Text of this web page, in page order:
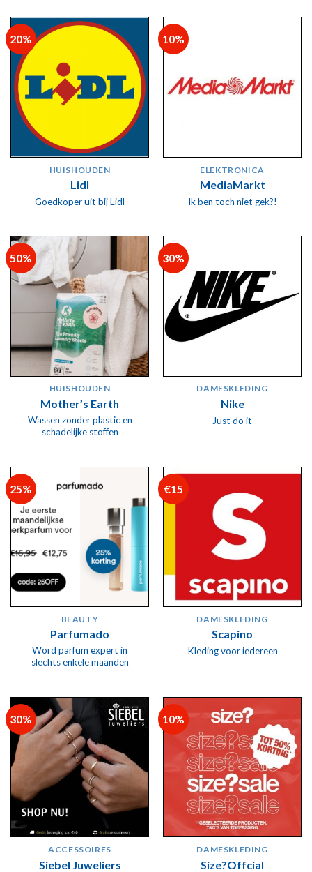
20%
HUISHOUDEN
Lidl
Goedkoper uit bij Lidl
10%
ELEKTRONICA
MediaMarkt
Ik ben toch niet gek?!
50%
HUISHOUDEN
Mother’s Earth
Wassen zonder plastic en
schadelijke stoffen
30%
DAMESKLEDING
Nike
Just do it
25%
BEAUTY
Parfumado
Word parfum expert in
slechts enkele maanden
€15
DAMESKLEDING
Scapino
Kleding voor iedereen
30%
ACCESSOIRES
Siebel Juweliers
10%
DAMESKLEDING
Size?Offcial